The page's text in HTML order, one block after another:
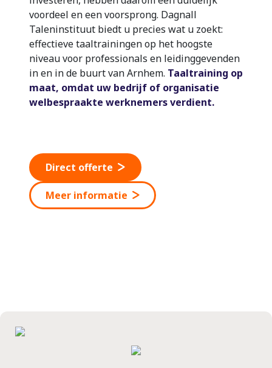
voordeel en een voorsprong. Dagnall
Taleninstituut biedt u precies wat u zoekt:
effectieve taaltrainingen op het hoogste
niveau voor professionals en leidinggevenden
in en in de buurt van Arnhem. Taaltraining op
maat, omdat uw bedrijf of organisatie
welbespraakte werknemers verdient.
Direct offerte
Meer informatie